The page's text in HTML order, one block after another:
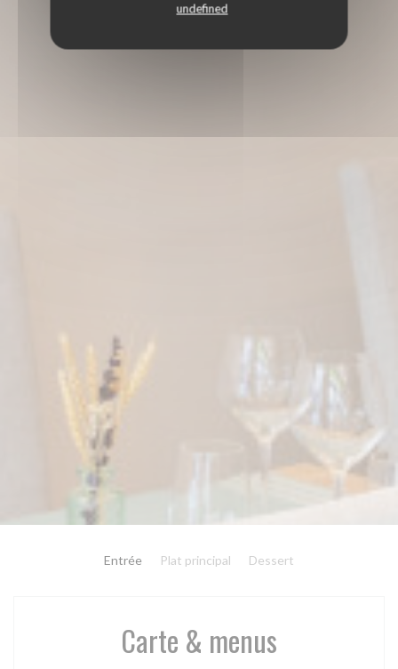
undefined
Entrée Plat principal Dessert
Carte & menus